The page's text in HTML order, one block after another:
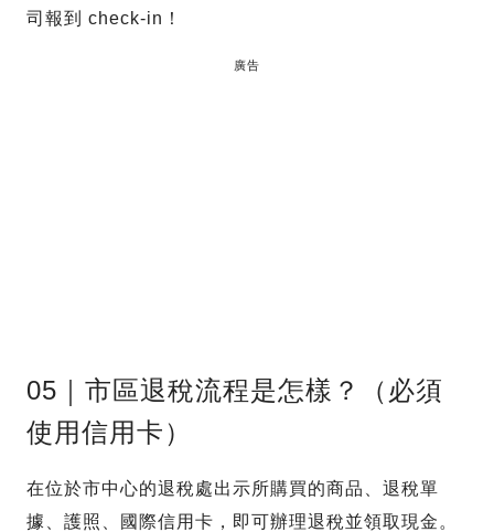
司報到 check-in！
廣告
05｜市區退稅流程是怎樣？（必須
使用信用卡）
在位於市中心的退稅處出示所購買的商品、退稅單
據、護照、國際信用卡，即可辦理退稅並領取現金。